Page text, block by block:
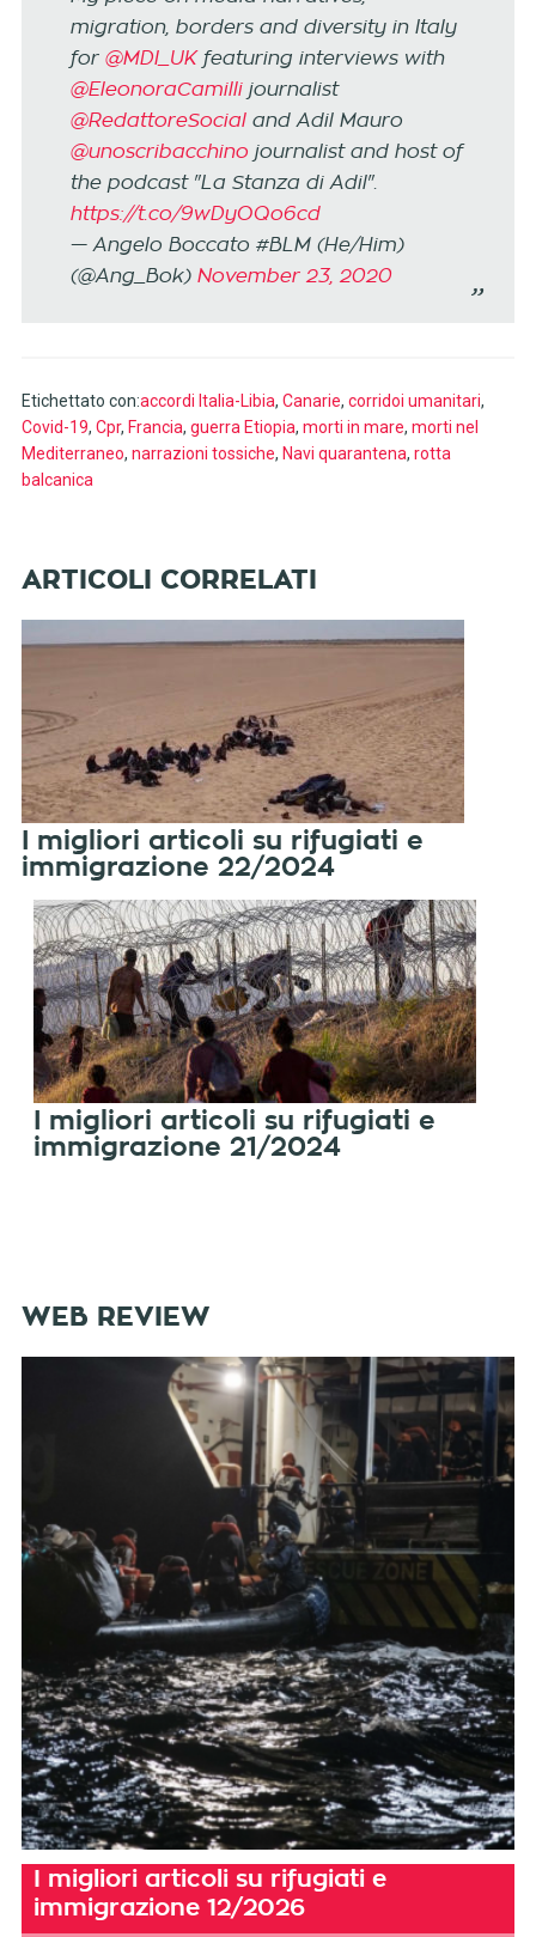
migration, borders and diversity in Italy
for @MDI_UKfeaturing interviews with
@EleonoraCamillijournalist
@RedattoreSocialand Adil Mauro
@unoscribacchinojournalist and host of
the podcast "La Stanza di Adil".
https://t.co/9wDyOQo6cd
— Angelo Boccato #BLM (He/Him)
(@Ang_Bok) November 23, 2020
Etichettato con:accordi Italia-Libia, Canarie, corridoi umanitari,
Covid-19, Cpr, Francia, guerra Etiopia, morti in mare, morti nel
Mediterraneo, narrazioni tossiche, Navi quarantena, rotta
balcanica
I migliori articoli su rifugiati e
immigrazione 22/2024
I migliori articoli su rifugiati e
immigrazione 21/2024
WEB REVIEW
I migliori articoli su rifugiati e
immigrazione 12/2026